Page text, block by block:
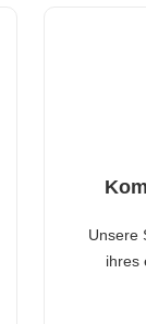
Unsere
ihres